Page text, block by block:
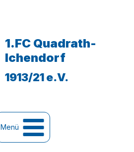
1.FC Quadrath-
Ichendorf
1913/21 e.V.
Menü